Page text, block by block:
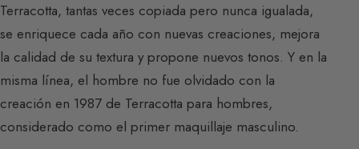
Terracotta, tantas veces copiada pero nunca igualada,
se enriquece cada año con nuevas creaciones, mejora
la calidad de su textura y propone nuevos tonos. Y en la
misma línea, el hombre no fue olvidado con la
creación en 1987 de Terracotta para hombres,
considerado como el primer maquillaje masculino.